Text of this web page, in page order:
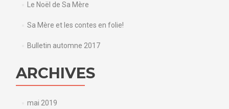
Le Noël de Sa Mère
Sa Mère et les contes en folie!
Bulletin automne 2017
ARCHIVES
mai 2019